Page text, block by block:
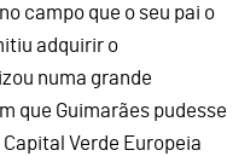
campo que o seu pai o
adquirir o
numa grande
que Guimarães pudesse
Verde Europeia